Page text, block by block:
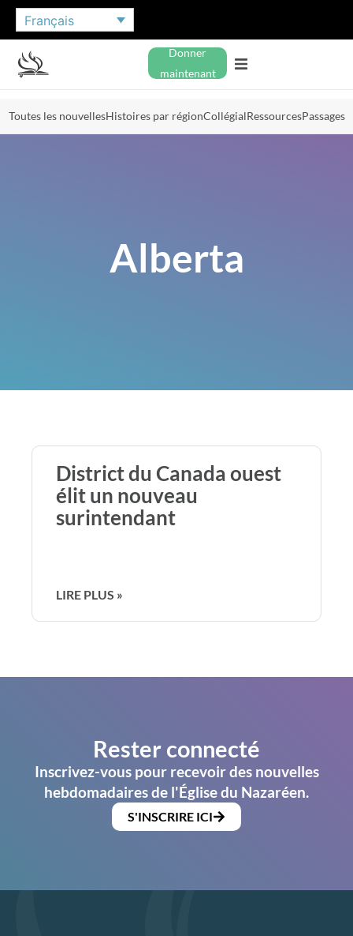
Français
Donner
maintenant
Toutes les nouvellesHistoires par régionCollégialRessourcesPassages
Alberta
District du Canada ouest
élit un nouveau
surintendant
LIRE PLUS »
Rester connecté
Inscrivez-vous pour recevoir des nouvelles
hebdomadaires de l'Église du Nazaréen.
S'INSCRIRE ICI